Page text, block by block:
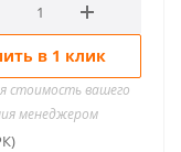
в 1 клик
стоимость вашего
менеджером